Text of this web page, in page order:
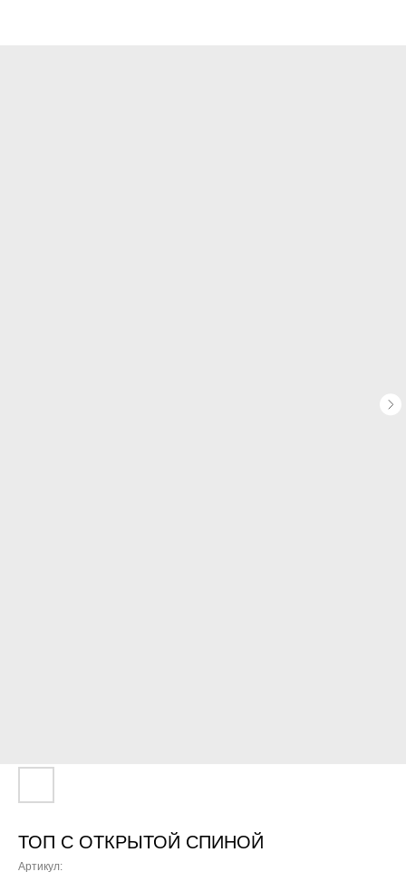
ТОП С ОТКРЫТОЙ СПИНОЙ
Артикул: